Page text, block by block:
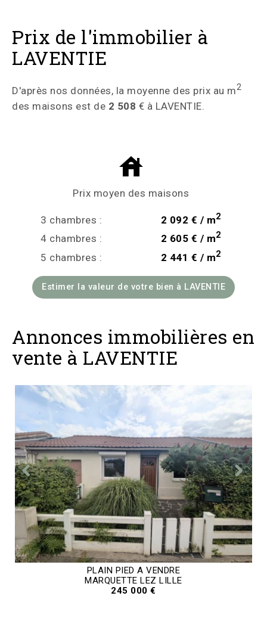
Prix de l'immobilier à
LAVENTIE
D'après nos données, la moyenne des prix au m2
des maisons est de 2 508 € à LAVENTIE.
Prix moyen des maisons
3 chambres : 2 092 € / m2
4 chambres : 2 605 € / m2
5 chambres : 2 441 € / m2
Estimer la valeur de votre bien à LAVENTIE
Annonces immobilières en
vente à LAVENTIE
PLAIN PIED A VENDRE
MARQUETTE LEZ LILLE
245 000 €